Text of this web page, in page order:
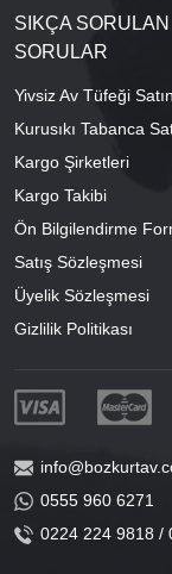
SIKÇA SORULAN
SORULAR
Yivsiz Av Tüfeği
Kurusıkı Tabanca
Kargo Şirketleri
Kargo Takibi
Ön Bilgilendirme
Satış Sözleşmesi
Üyelik Sözleşmesi
Gizlilik Politikası
0555 960 6271
0224 224 9818 /